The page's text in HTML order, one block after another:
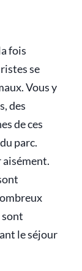
fois
se
Vous y
des
de ces
parc.
aisément.
sont
le séjour